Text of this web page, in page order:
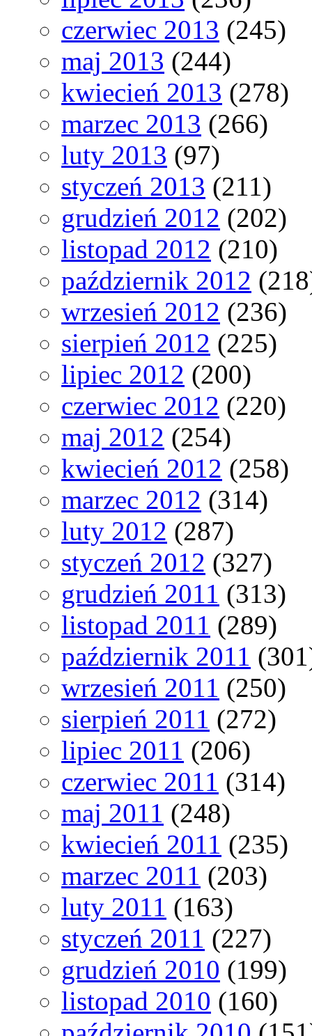
czerwiec 2013 (245)
maj 2013 (244)
kwiecień 2013 (278)
marzec 2013 (266)
luty 2013 (97)
styczeń 2013 (211)
grudzień 2012 (202)
listopad 2012 (210)
październik 2012
wrzesień 2012 (236)
sierpień 2012 (225)
lipiec 2012 (200)
czerwiec 2012 (220)
maj 2012 (254)
kwiecień 2012 (258)
marzec 2012 (314)
luty 2012 (287)
styczeń 2012 (327)
grudzień 2011 (313)
listopad 2011 (289)
październik 2011
wrzesień 2011 (250)
sierpień 2011 (272)
lipiec 2011 (206)
czerwiec 2011 (314)
maj 2011 (248)
kwiecień 2011 (235)
marzec 2011 (203)
luty 2011 (163)
styczeń 2011 (227)
grudzień 2010 (199)
listopad 2010 (160)